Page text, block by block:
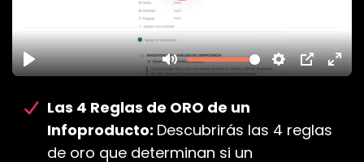
Las 4 Reglas de ORO de un
Infoproducto: Descubrirás las 4 reglas
de oro que determinan si un